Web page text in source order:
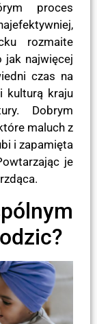
proces
rozmaite
jak najwięcej
czas na
kulturą kraju
Dobrym
maluch z
i zapamięta
je